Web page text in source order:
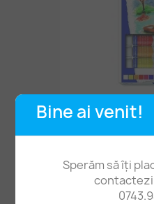
Bine ai venit!
Sperăm să îți
Culori Acuarelă